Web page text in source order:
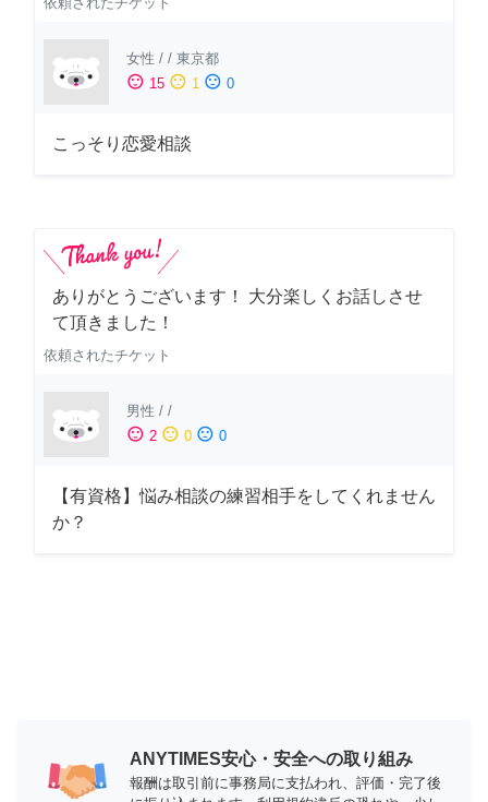
女性 / / 東京都
sentiment_satisfied 15 sentiment_neutral 1 sentiment_dissatisfied 0
こっそり恋愛相談
ありがとうございます！ 大分楽しくお話しさせ
て頂きました！
依頼されたチケット
男性 / /
sentiment_satisfied 2 sentiment_neutral 0 sentiment_dissatisfied 0
【有資格】悩み相談の練習相手をしてくれません
か？
ANYTIMES安心・安全への取り組み
報酬は取引前に事務局に支払われ、評価・完了後